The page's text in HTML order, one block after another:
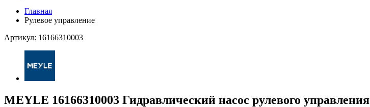
Главная
Рулевое управление
Артикул: 16166310003
MEYLE 16166310003 Гидравлический насос рулевого управления